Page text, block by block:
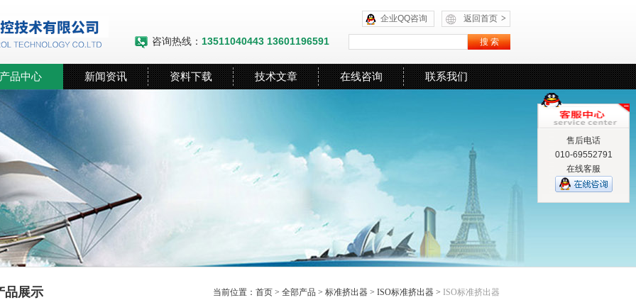
返回首页 >
企业QQ咨询
咨询热线： 13511040443 13601196591
产品中心 新闻资讯 资料下载 技术文章 在线咨询 联系我们
品展示 当前位置： 首页 > 全部产品 > 标准挤出器 > ISO标准挤出器 > ISO标准挤出器
售后电话
010-69552791
在线客服